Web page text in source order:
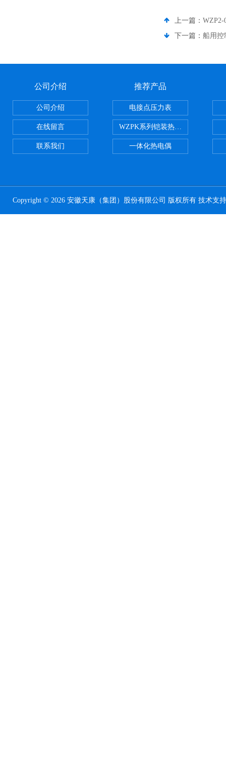
上一篇： WZP2-
下一篇： 船用控
公司介绍
公司介绍
在线留言
联系我们
推荐产品
电接点压力表
WZPK系列铠装热电阻
一体化热电偶
Copyright © 2026 安徽天康（集团）股份有限公司 版权所有 技术支